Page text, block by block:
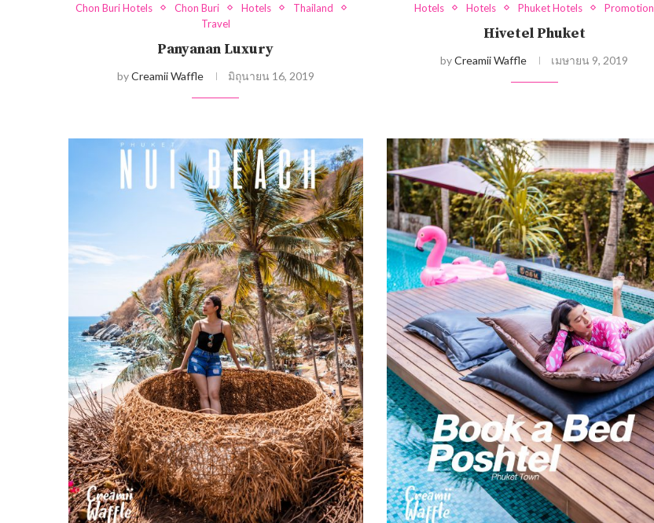
Chon Buri Hotels Chon Buri Hotels
Thailand
Travel
Panyanan Luxury
byCreamii Waffle มิถุนายน 16, 2019
Hotels Hotels Phuket Hotels Promotion
Hivetel Phuket
byCreamii Waffle เมษายน 9, 2019